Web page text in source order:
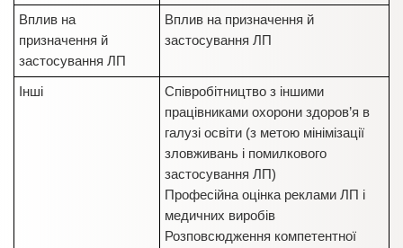
Вплив на
призначення й
застосування ЛП
Вплив на призначення й
застосування ЛП
Інші
Співробітництво з іншими
працівниками охорони здоров’я в
галузі освіти (з метою мінімізації
зловживань і помилкового
застосування ЛП)
Професійна оцінка реклами ЛП і
медичних виробів
Розповсюдження компетентної